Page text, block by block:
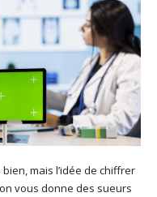
mais l’idée de chiffrer
vous donne des sueurs